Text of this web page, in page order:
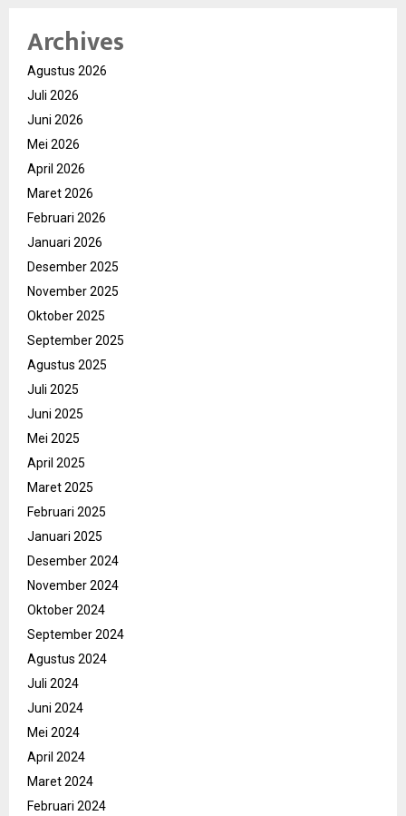
Archives
Agustus 2026
Juli 2026
Juni 2026
Mei 2026
April 2026
Maret 2026
Februari 2026
Januari 2026
Desember 2025
November 2025
Oktober 2025
September 2025
Agustus 2025
Juli 2025
Juni 2025
Mei 2025
April 2025
Maret 2025
Februari 2025
Januari 2025
Desember 2024
November 2024
Oktober 2024
September 2024
Agustus 2024
Juli 2024
Juni 2024
Mei 2024
April 2024
Maret 2024
Februari 2024